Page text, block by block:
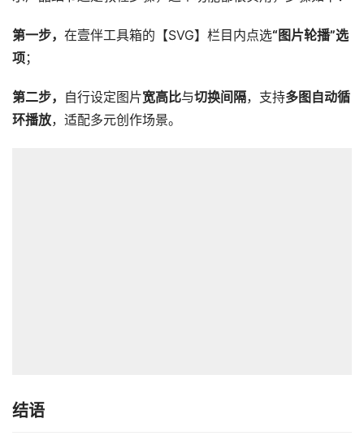
第一步， 在壹伴工具箱的【SVG】栏目内点选“图片轮播”选
项；
第二步， 自行设定图片宽高比与切换间隔，支持多图自动循
环播放，适配多元创作场景。
结语